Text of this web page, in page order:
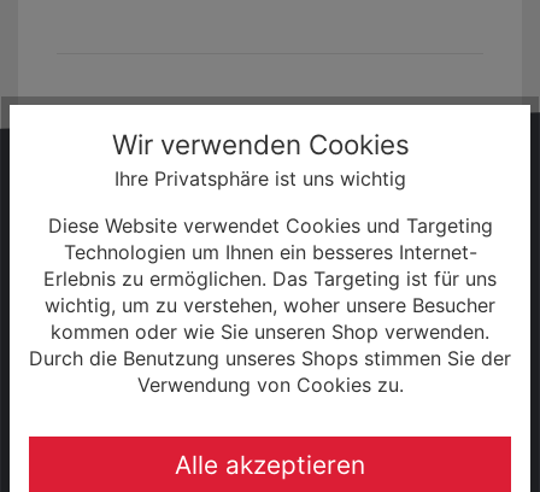
HABEN SIE FRAGEN?
+49 (0) 3943 - 694 253
Servicezeiten:
Sa: 09:00 - 13:00 Uhr
Wir verwenden Cookies
Ihre Privatsphäre ist uns wichtig
Diese Website verwendet Cookies und Targeting
Technologien um Ihnen ein besseres Internet-
Erlebnis zu ermöglichen. Das Targeting ist für uns
wichtig, um zu verstehen, woher unsere Besucher
kommen oder wie Sie unseren Shop verwenden.
Durch die Benutzung unseres Shops stimmen Sie der
Verwendung von Cookies zu.
Alle akzeptieren